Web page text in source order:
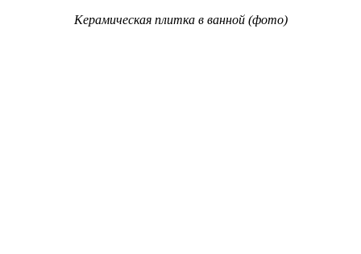
Керамическая плитка в ванной (фото)